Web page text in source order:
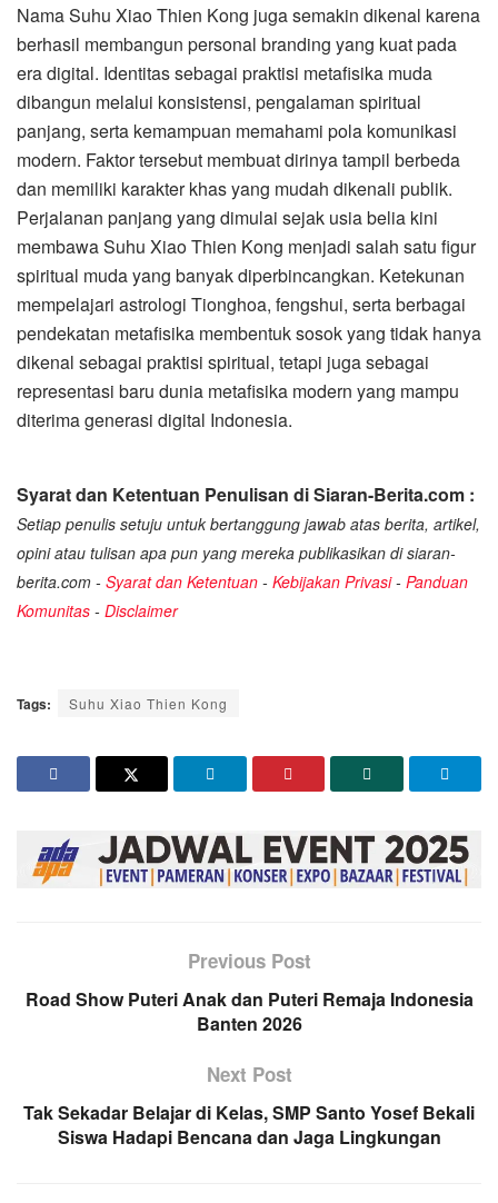
Nama Suhu Xiao Thien Kong juga semakin dikenal karena
berhasil membangun personal branding yang kuat pada
era digital. Identitas sebagai praktisi metafisika muda
dibangun melalui konsistensi, pengalaman spiritual
panjang, serta kemampuan memahami pola komunikasi
modern. Faktor tersebut membuat dirinya tampil berbeda
dan memiliki karakter khas yang mudah dikenali publik.
Perjalanan panjang yang dimulai sejak usia belia kini
membawa Suhu Xiao Thien Kong menjadi salah satu figur
spiritual muda yang banyak diperbincangkan. Ketekunan
mempelajari astrologi Tionghoa, fengshui, serta berbagai
pendekatan metafisika membentuk sosok yang tidak hanya
dikenal sebagai praktisi spiritual, tetapi juga sebagai
representasi baru dunia metafisika modern yang mampu
diterima generasi digital Indonesia.
Syarat dan Ketentuan Penulisan di Siaran-Berita.com :
Setiap penulis setuju untuk bertanggung jawab atas berita, artikel,
opini atau tulisan apa pun yang mereka publikasikan di siaran-
berita.com - Syarat dan Ketentuan - Kebijakan Privasi- Panduan
Komunitas - Disclaimer
Tags: Suhu Xiao Thien Kong
Previous Post
Road Show Puteri Anak dan Puteri Remaja Indonesia
Banten 2026
Next Post
Tak Sekadar Belajar di Kelas, SMP Santo Yosef Bekali
Siswa Hadapi Bencana dan Jaga Lingkungan